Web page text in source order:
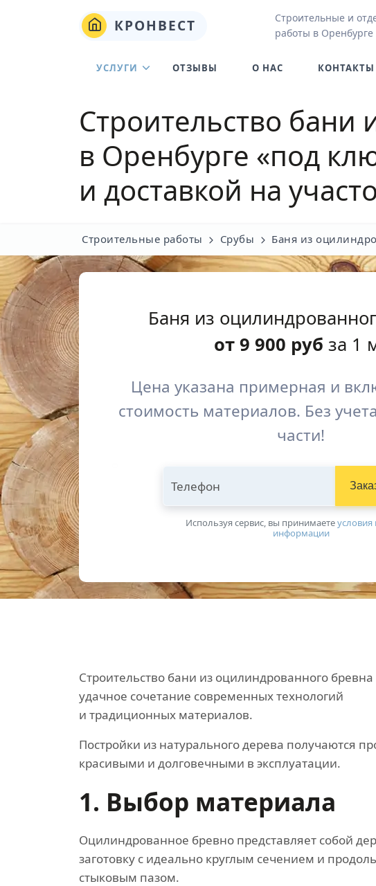
КРОНВЕСТ
Строительные и
работы в Оренбурге
УСЛУГИ ОТЗЫВЫ О НАС КОНТАКТЫ
Строительство бани
в Оренбурге «под
и доставкой на
Строительные работы Срубы Баня из
Баня из
от 9 900 руб за 1
Цена указана примерная и
стоимость материалов. Без
части!
Телефон
Используя сервис, вы принимаетeусловия
информации
Строительство бани из оцилиндрованного
удачное сочетание современных технологий
и традиционных материалов.
Постройки из натурального дерева получаются
красивыми и долговечными в эксплуатации.
1. Выбор материала
Оцилиндрованное бревно представляет собой
заготовку с идеально круглым сечением и
стыковым пазом.